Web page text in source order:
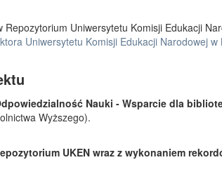
Uniwersytetu Komisji Edukacji
Uniwersytetu Komisji Edukacji Narodowej
Nauki - Wsparcie dla
Wyższego).
UKEN wraz z wykonaniem